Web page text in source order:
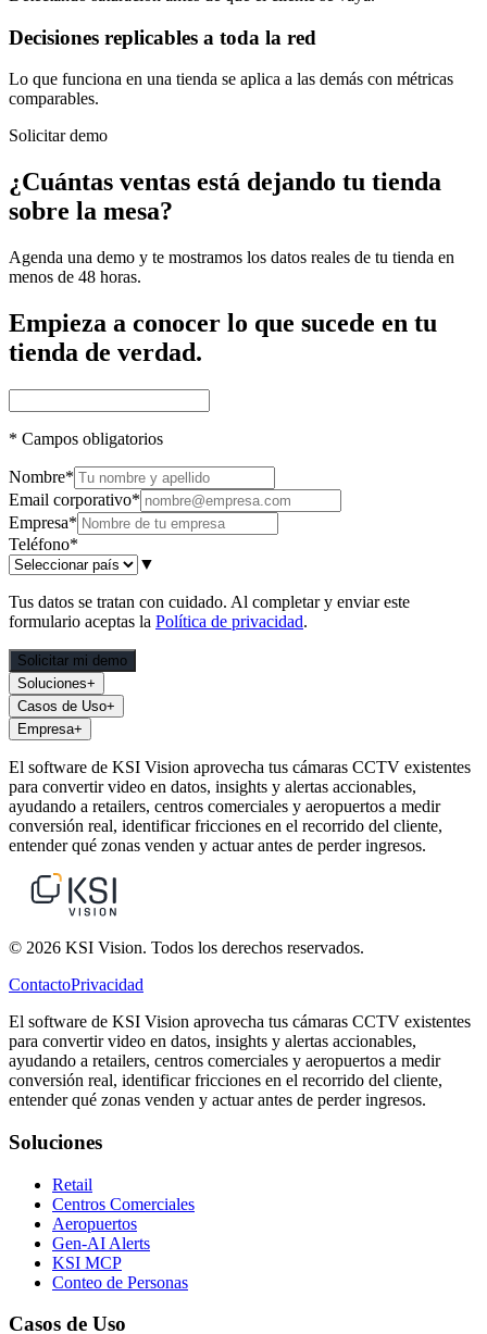
Decisiones replicables a toda la red
Lo que funciona en una tienda se aplica a las demás con métricas
comparables.
Solicitar demo
¿Cuántas ventas está dejando tu tienda
sobre la mesa?
Agenda una demo y te mostramos los datos reales de tu tienda en
menos de 48 horas.
Empieza a conocer lo que sucede en tu
tienda de verdad.
* Campos obligatorios
Nombre*
Email corporativo*
Empresa*
Teléfono*
▼
Tus datos se tratan con cuidado. Al completar y enviar este
formulario aceptas la Política de privacidad.
Solicitar mi demo
Soluciones+
Casos de Uso+
Empresa+
El software de KSI Vision aprovecha tus cámaras CCTV existentes
para convertir video en datos, insights y alertas accionables,
ayudando a retailers, centros comerciales y aeropuertos a medir
conversión real, identificar fricciones en el recorrido del cliente,
entender qué zonas venden y actuar antes de perder ingresos.
© 2026 KSI Vision. Todos los derechos reservados.
ContactoPrivacidad
El software de KSI Vision aprovecha tus cámaras CCTV existentes
para convertir video en datos, insights y alertas accionables,
ayudando a retailers, centros comerciales y aeropuertos a medir
conversión real, identificar fricciones en el recorrido del cliente,
entender qué zonas venden y actuar antes de perder ingresos.
Soluciones
Retail
Centros Comerciales
Aeropuertos
Gen-AI Alerts
KSI MCP
Conteo de Personas
Casos de Uso